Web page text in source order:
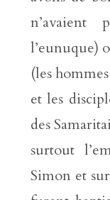
l’eunuque)
(les
et les
des
surtout
Simon et